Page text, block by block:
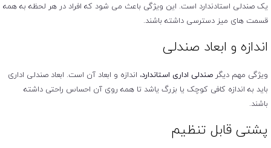
یک صندلی استادندارد است. این ویژگی باعث می شود که افراد در هر لحظه به همه
قسمت های میز دسترسی داشته باشند.
اندازه و ابعاد صندلی
ویژگی مهم دیگر صندلی اداری استاندارد، اندازه و ابعاد آن است. ابعاد صندلی اداری
باید به اندازه کافی کوچک یا بزرگ یاشد تا همه روی آن احساس راحتی داشته
باشند.
پشتی قابل تنظیم